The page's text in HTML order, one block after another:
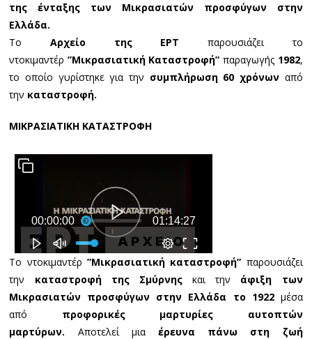
της ένταξης των Μικρασιατών προσφύγων στην
Ελλάδα.
ΤοΑρχείο της ΕΡΤ παρουσιάζει το
ντοκιμαντέρ ”Μικρασιατική Καταστροφή” παραγωγής 1982,
το οποίο γυρίστηκε για την συμπλήρωση 60 χρόνωναπό
την καταστροφή.
ΜΙΚΡΑΣΙΑΤΙΚΗ ΚΑΤΑΣΤΡΟΦΗ
Το ντοκιμαντέρ ”Μικρασιατική καταστροφή” παρουσιάζει
την καταστροφή της Σμύρνηςκαι την άφιξη των
Μικρασιατών προσφύγων στην Ελλάδα το 1922μέσα
από προφορικές μαρτυρίες αυτοπτών
μαρτύρων. Αποτελεί μια έρευνα πάνω στη ζωή